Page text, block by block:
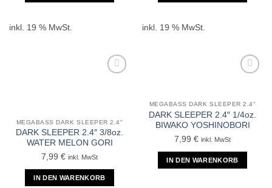
inkl. 19 % MwSt. inkl. 19 % MwSt.
MEGABASS DARK SLEEPER 2.4"
DARK SLEEPER 2.4″ 3/8oz.
WATER MELON GORI
7,99 € inkl. MwSt
IN DEN WARENKORB
MEGABASS DARK SLEEPER 2.4"
DARK SLEEPER 2.4″ 1/4oz.
BIWAKO YOSHINOBORI
7,99 € inkl. MwSt
IN DEN WARENKORB